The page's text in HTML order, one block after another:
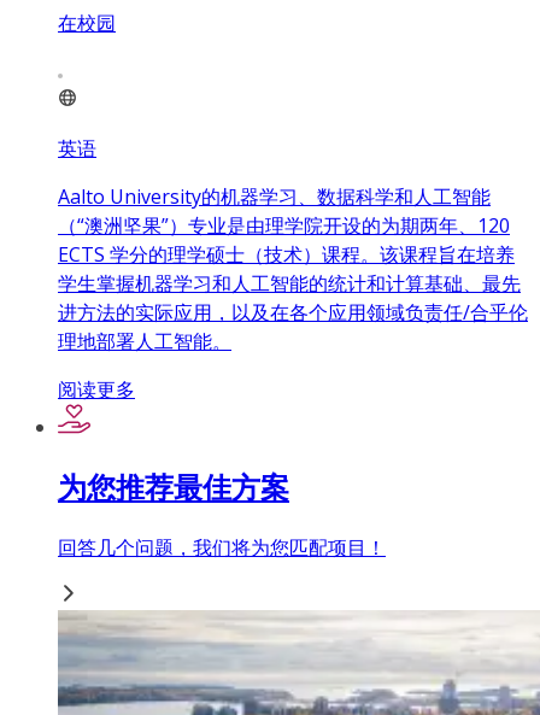
在校园
英语
Aalto University的机器学习、数据科学和人工智能
（“澳洲坚果”）专业是由理学院开设的为期两年、120
ECTS 学分的理学硕士（技术）课程。该课程旨在培养
学生掌握机器学习和人工智能的统计和计算基础、最先
进方法的实际应用，以及在各个应用领域负责任/合乎伦
理地部署人工智能。
阅读更多
为您推荐最佳方案
回答几个问题，我们将为您匹配项目！